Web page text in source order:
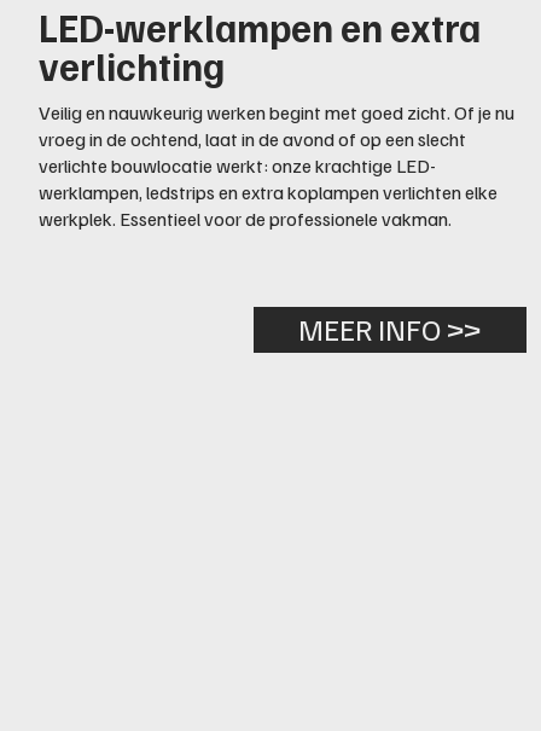
LED-werklampen en extra
verlichting
Veilig en nauwkeurig werken begint met goed zicht. Of je nu
vroeg in de ochtend, laat in de avond of op een slecht
verlichte bouwlocatie werkt: onze krachtige LED-
werklampen, ledstrips en extra koplampen verlichten elke
werkplek. Essentieel voor de professionele vakman.
MEER INFO >>